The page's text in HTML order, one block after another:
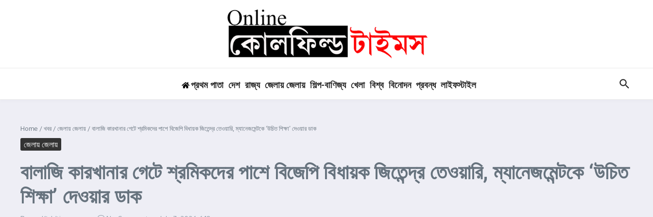
প্রথম পাতা দেশ রাজ্য জেলায় জেলায় শিল্প-বাণিজ্য খেলা বিশ্ব বিনোদন প্রবন্ধ লাইফস্টাইল
Home /খবর /জেলায় জেলায় /বালাজি কারখানার গেটে শ্রমিকদের পাশে বিজেপি বিধায়ক জিতেন্দ্র তেওয়ারি, ম্যানেজমেন্টকে ‘উচিত শিক্ষা’ দেওয়ার ডাক
জেলায় জেলায়
বালাজি কারখানার গেটে শ্রমিকদের পাশে বিজেপি বিধায়ক জিতেন্দ্র তেওয়ারি, ম্যানেজমেন্টকে ‘উচিত
শিক্ষা’ দেওয়ার ডাক